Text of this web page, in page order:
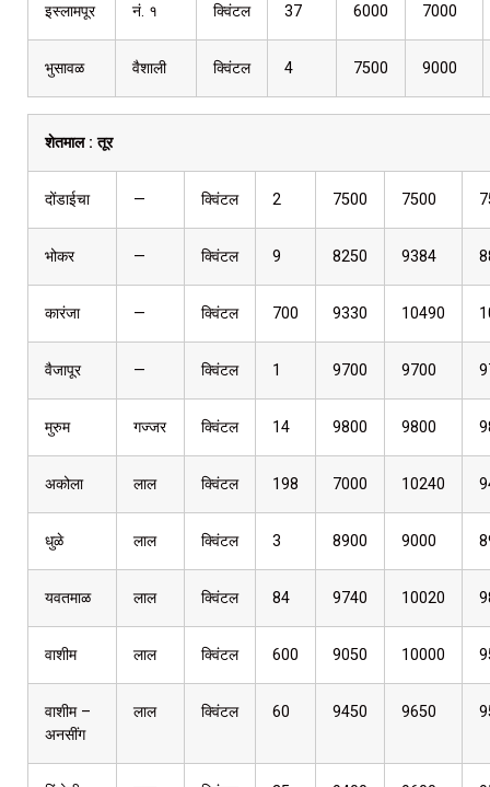
इस्लामपूर नं. १ क्विंटल 37 6000 7000
भुसावळ वैशाली क्विंटल 4 7500 9000
शेतमाल :तूर
दोंडाईचा — क्विंटल 2 7500 7500
भोकर — क्विंटल 9 8250 9384
कारंजा — क्विंटल 700 9330 10490
वैजापूर — क्विंटल 1 9700 9700
मुरुम गज्जर क्विंटल 14 9800 9800
अकोला लाल क्विंटल 198 7000 10240
धुळे लाल क्विंटल 3 8900 9000
यवतमाळ लाल क्विंटल 84 9740 10020
वाशीम लाल क्विंटल 600 9050 10000
वाशीम –
अनसींग
लाल क्विंटल 60 9450 9650